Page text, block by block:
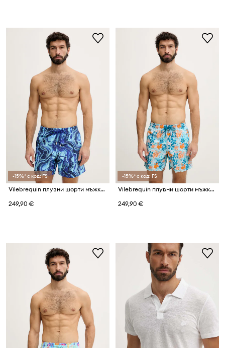
-15%* с код: FS
Vilebrequin плувни шорти мъжки MOOREA
249,90 €
-15%* с код: FS
Vilebrequin плувни шорти мъжки MOOREA
249,90 €